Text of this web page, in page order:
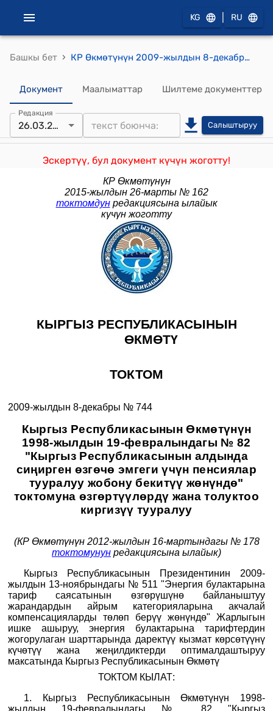
KG RU
Башкы бет › КР Өкмөтүнүн 2009-жылдын 8-декабрындагы №744 "Кыргыз Республикасынын Өкмөтүнүн 1998-жылдын 19-февралындагы № 82 "Кыргыз Республикасынын алдында сиңирген өзгөчө эмгеги үчүн пенсиялар тууралуу жобону бекитүү жөнүндө" токтомуна өзгөртүүлөрдү жана толуктоо киргизүү тууралуу" токтому
Документ Маалыматтар Шилтеме документтер
Редакция
26.03.2015 Салыштыруу
Эскертүү, бул документ күчүн жоготту!